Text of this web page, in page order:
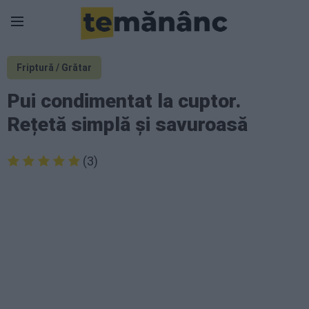
Friptură / Grătar
Pui condimentat la cuptor.
Rețetă simplă și savuroasă
(3)